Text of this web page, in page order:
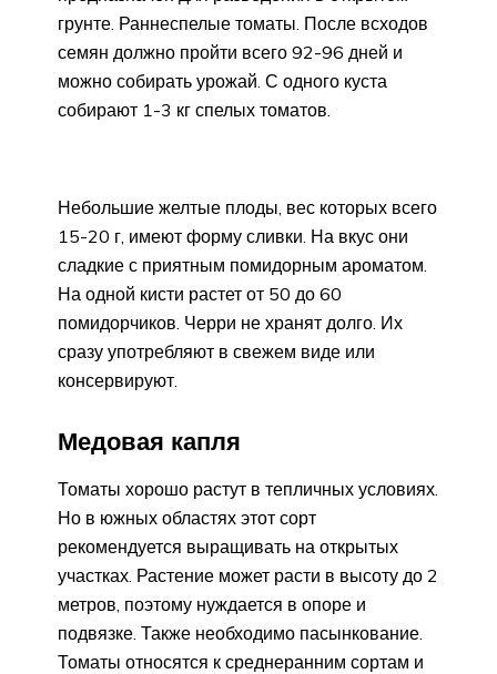
грунте. Раннеспелые томаты. После всходов
семян должно пройти всего 92-96 дней и
можно собирать урожай. С одного куста
собирают 1-3 кг спелых томатов.
Небольшие желтые плоды, вес которых всего
15-20 г, имеют форму сливки. На вкус они
сладкие с приятным помидорным ароматом.
На одной кисти растет от 50 до 60
помидорчиков. Черри не хранят долго. Их
сразу употребляют в свежем виде или
консервируют.
Медовая капля
Томаты хорошо растут в тепличных условиях.
Но в южных областях этот сорт
рекомендуется выращивать на открытых
участках. Растение может расти в высоту до 2
метров, поэтому нуждается в опоре и
подвязке. Также необходимо пасынкование.
Томаты относятся к среднеранним сортам и